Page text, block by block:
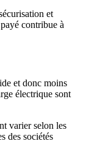
et
contribue à
et donc moins
électrique sont
varier selon les
des sociétés